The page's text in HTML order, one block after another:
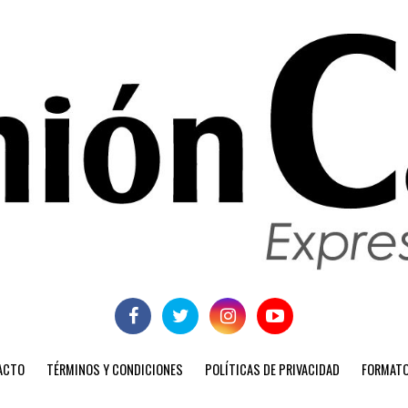
TÉRMINOS Y CONDICIONES POLÍTICAS DE PRIVACIDAD